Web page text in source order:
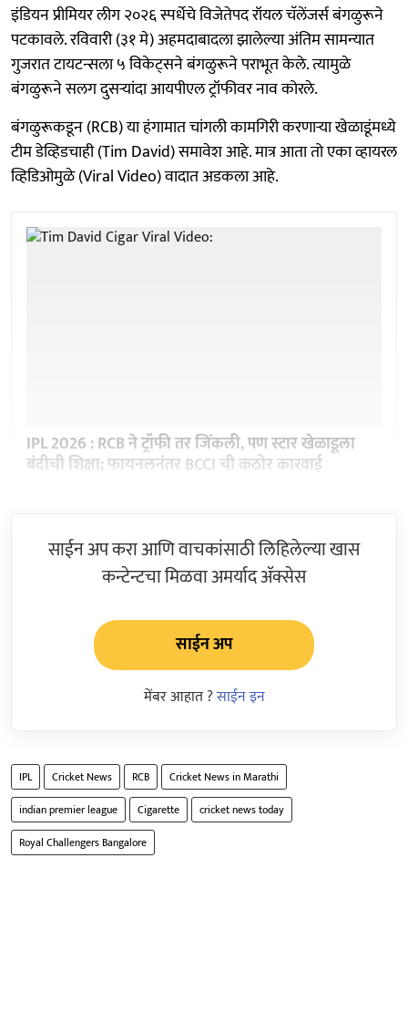
इंडियन प्रीमियर लीग २०२६ स्पर्धेचे विजेतेपद रॉयल चॅलेंजर्स बंगळुरूने
पटकावले. रविवारी (३१ मे) अहमदाबादला झालेल्या अंतिम सामन्यात
गुजरात टायटन्सला ५ विकेट्सने बंगळुरूने पराभूत केले. त्यामुळे
बंगळुरूने सलग दुसऱ्यांदा आयपीएल ट्रॉफीवर नाव कोरले.
बंगळुरूकडून (RCB) या हंगामात चांगली कामगिरी करणाऱ्या खेळाडूंमध्ये
टीम डेव्हिडचाही (Tim David) समावेश आहे. मात्र आता तो एका व्हायरल
व्हिडिओमुळे (Viral Video) वादात अडकला आहे.
IPL 2026 : RCB ने ट्रॉफी तर जिंकली, पण स्टार खेळाडूला
बंदीची शिक्षा; फायनलनंतर BCCI ची कठोर कारवाई
साईन अप करा आणि वाचकांसाठी लिहिलेल्या खास
कन्टेन्टचा मिळवा अमर्याद ॲक्सेस
साईन अप
मेंबर आहात ?साईन इन
IPL Cricket News RCB
Cricket News in Marathi
indian premier league
Cigarette
cricket news today
Royal Challengers Bangalore